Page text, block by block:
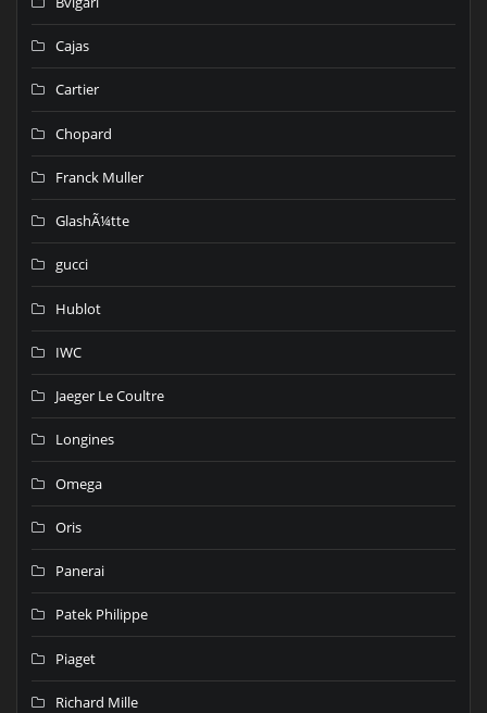
Cajas
Cartier
Chopard
Franck Muller
GlashÃ¼tte
gucci
Hublot
IWC
Jaeger Le Coultre
Longines
Omega
Oris
Panerai
Patek Philippe
Piaget
Richard Mille